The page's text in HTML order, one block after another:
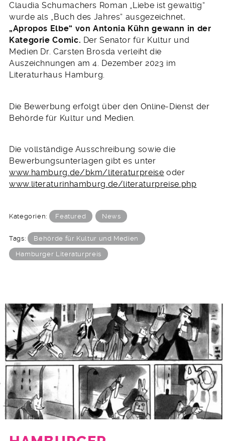
Claudia Schumachers Roman „Liebe ist gewaltig“
wurde als „Buch des Jahres“ ausgezeichnet,
„Apropos Elbe“ von Antonia Kühn gewann in der
Kategorie Comic. Der Senator für Kultur und
Medien Dr. Carsten Brosda verleiht die
Auszeichnungen am 4. Dezember 2023 im
Literaturhaus Hamburg.
Die Bewerbung erfolgt über den Online-Dienst der
Behörde für Kultur und Medien.
Die vollständige Ausschreibung sowie die
Bewerbungsunterlagen gibt es unter
www.hamburg.de/bkm/literaturpreise oder
www.literaturinhamburg.de/literaturpreise.php
Kategorien: Featured News
Tags: Behörde für Kultur und Medien
Hamburger Literaturpreis